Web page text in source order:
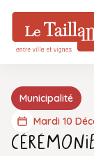
Municipalité
Mardi 10